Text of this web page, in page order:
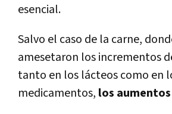
esencial.
Salvo el caso de la carne,
amesetaron los incrementos
tanto en los lácteos como en
medicamentos, los